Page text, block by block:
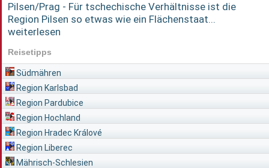
Pilsen/Prag - Für tschechische Verhältnisse ist die
Region Pilsen so etwas wie ein Flächenstaat...
weiterlesen
Reisetipps
Südmähren
Region Karlsbad
Region Pardubice
Region Hochland
Region Hradec Králové
Region Liberec
Mährisch-Schlesien